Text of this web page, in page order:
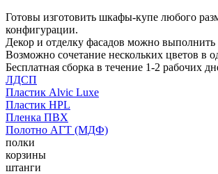
Готовы изготовить шкафы-купе любого
конфигурации.
Декор и отделку фасадов можно выполнить
Возможно сочетание нескольких цветов в
Бесплатная сборка в течение 1-2 рабочих
ЛДСП
Пластик Alvic Luxe
Пластик HPL
Пленка ПВХ
Полотно АГТ (МДФ)
полки
корзины
штанги